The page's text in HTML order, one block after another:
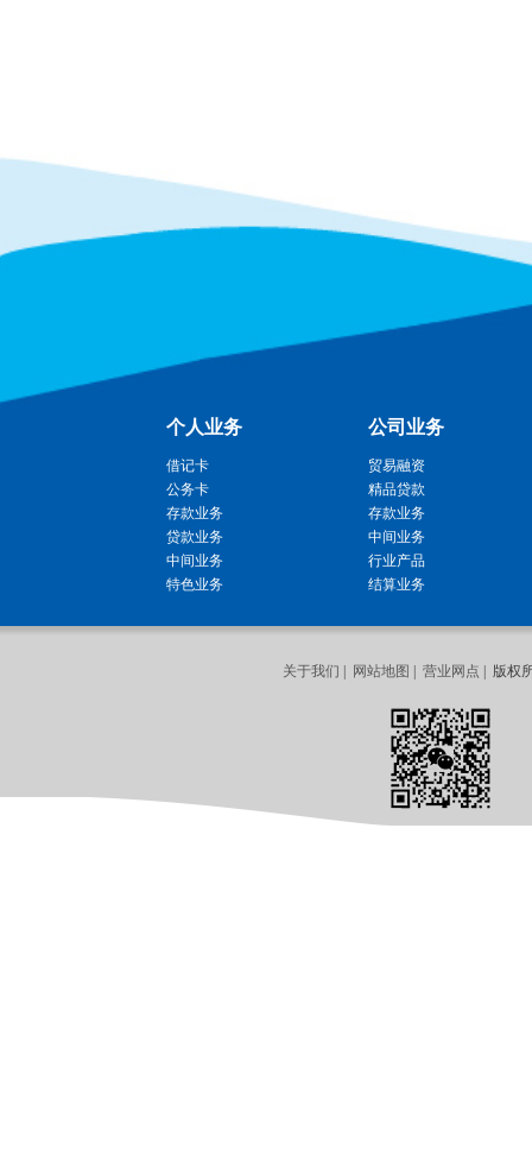
个人业务
借记卡
公务卡
存款业务
贷款业务
中间业务
特色业务
公司业务
贸易融资
精品贷款
存款业务
中间业务
行业产品
结算业务
关于我们 网站地图 营业网点 | 版权